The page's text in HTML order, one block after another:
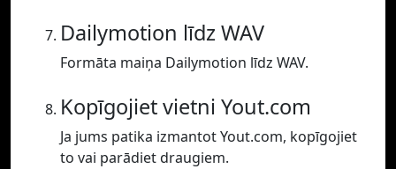
Dailymotion līdz WAV
Formāta maiņa Dailymotion līdz WAV.
Kopīgojiet vietni Yout.com
Ja jums patika izmantot Yout.com, kopīgojiet
to vai parādiet draugiem.